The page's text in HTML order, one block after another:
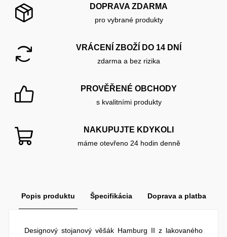
DOPRAVA ZDARMA
pro vybrané produkty
VRÁCENÍ ZBOŽÍ DO 14 DNÍ
zdarma a bez rizika
PROVĚŘENÉ OBCHODY
s kvalitními produkty
NAKUPUJTE KDYKOLI
máme otevřeno 24 hodin denně
Popis produktu Špecifikácia Doprava a platba
Designový stojanový věšák Hamburg II z lakovaného